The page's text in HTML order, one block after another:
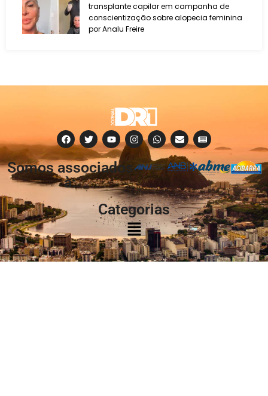
transplante capilar em campanha de
conscientização sobre alopecia feminina
por Analu Freire
Somos associados
à:
Categorias